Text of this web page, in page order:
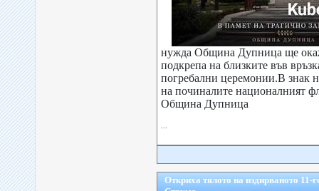
нужда Община Дупница ще
подкрепа на близките във
погребални церемонии.В знак
на починалите националният
Община Дупница
Откриха тялото на издирваното